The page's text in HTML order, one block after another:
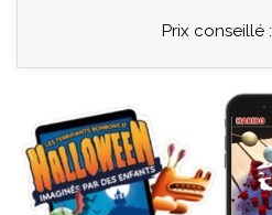
Prix conseillé :